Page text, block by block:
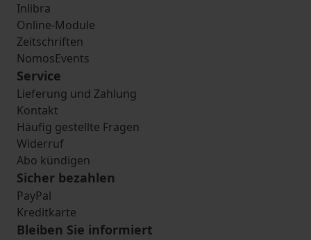
Inlibra
Online-Module
Zeitschriften
NomosEvents
Service
Lieferung und Zahlung
Kontakt
Häufig gestellte Fragen
Widerruf
Abo kündigen
Sicher bezahlen
PayPal
Kreditkarte
Bleiben Sie informiert